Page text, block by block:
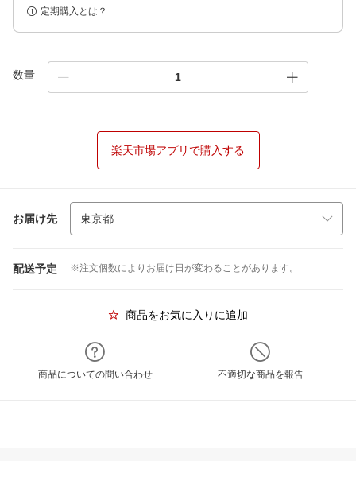
定期購入とは？
数量
楽天市場アプリで購入する
お届け先
配送予定 ※注文個数によりお届け日が変わることがあります。
商品をお気に入りに追加
商品についての問い合わせ 不適切な商品を報告